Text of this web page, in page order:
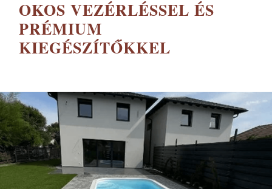
OKOS VEZÉRLÉSSEL ÉS
PRÉMIUM
KIEGÉSZÍTŐKKEL